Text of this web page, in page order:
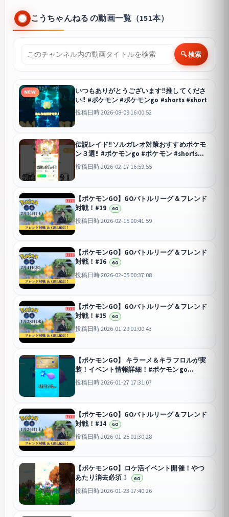
こうちゃんねる の動画一覧（151本）
🔍 検索
NEW
いつもありがとうございます‼︎推してくださ
い‼︎ #ポケモン #ポケモンgo #shorts #short
投稿日時 2026-08-09 16:00:52
伝説レイド‼︎ソルガレオ対策おすすめポケモ
ン３選‼︎ #ポケモンgo #ポケモン #shorts
#short
投稿日時 2026-02-17 16:59:55
【ポケモンGO】GOバトルリーグ＆フレンド
対戦！#19
GO
投稿日時 2026-02-15 00:41:59
【ポケモンGO】GOバトルリーグ＆フレンド
対戦！#16
GO
投稿日時 2026-02-05 00:37:08
【ポケモンGO】GOバトルリーグ＆フレンド
対戦！#15
GO
投稿日時 2026-01-29 01:00:43
【ポケモンGO】 キラーメ＆キラフロルが実
装！イベント情報詳細！#ポケモンgo
#shorts
GO
投稿日時 2026-01-27 17:31:07
【ポケモンGO】GOバトルリーグ＆フレンド
対戦！#14
GO
投稿日時 2026-01-25 01:30:28
【ポケモンGO】ロケ活イベント開催！やつ
あたり消去必須！
GO
投稿日時 2026-01-23 17:40:26